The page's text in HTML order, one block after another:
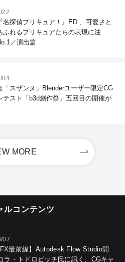
22
名探偵プリキュア！』ED 、可愛さと
ふれるプリキュアたちの表現に注
／演出篇
04
「スザンヌ」Blenderユーザー限定CG
テスト「b3d創作祭」五回目の開催が
MORE
ルコンテンツ
07
最前線】Autodesk Flow Studio開
ラ・トドロビッチ氏に訊く、CGキャ